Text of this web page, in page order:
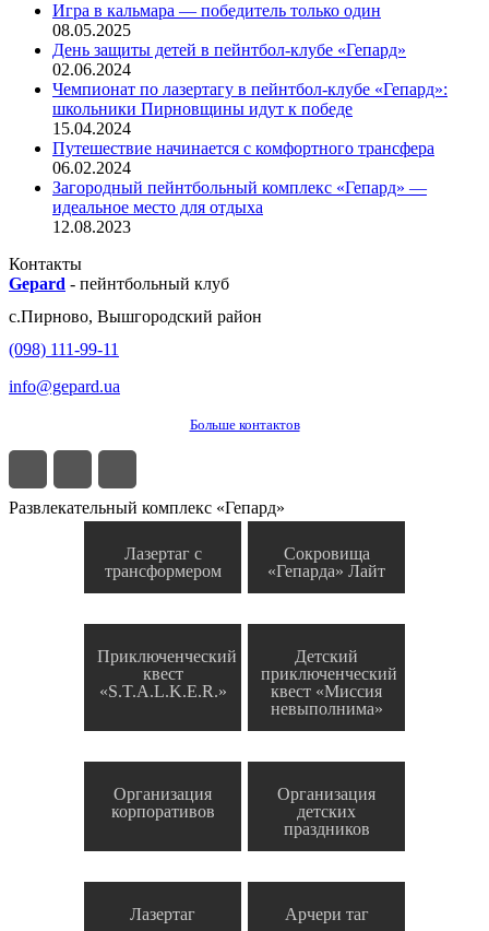
Игра в кальмара — победитель только один
08.05.2025
День защиты детей в пейнтбол-клубе «Гепард»
02.06.2024
Чемпионат по лазертагу в пейнтбол-клубе «Гепард»:
школьники Пирновщины идут к победе
15.04.2024
Путешествие начинается с комфортного трансфера
06.02.2024
Загородный пейнтбольный комплекс «Гепард» —
идеальное место для отдыха
12.08.2023
Контакты
Gepard - пейнтбольный клуб
с.Пирново, Вышгородский район
(098) 111-99-11
info@gepard.ua
Больше контактов
Развлекательный комплекс «Гепард»
Лазертаг с
трансформером
Сокровища
«Гепарда» Лайт
Приключенческий
квест
«S.T.A.L.K.E.R.»
Детский
приключенческий
квест «Миссия
невыполнима»
Организация
корпоративов
Организация
детских
праздников
Лазертаг Арчери таг